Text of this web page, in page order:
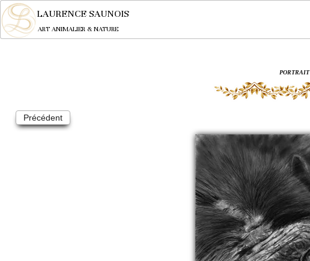
LAURENCE SAUNOIS
ART ANIMALIER & NATURE
Précédent